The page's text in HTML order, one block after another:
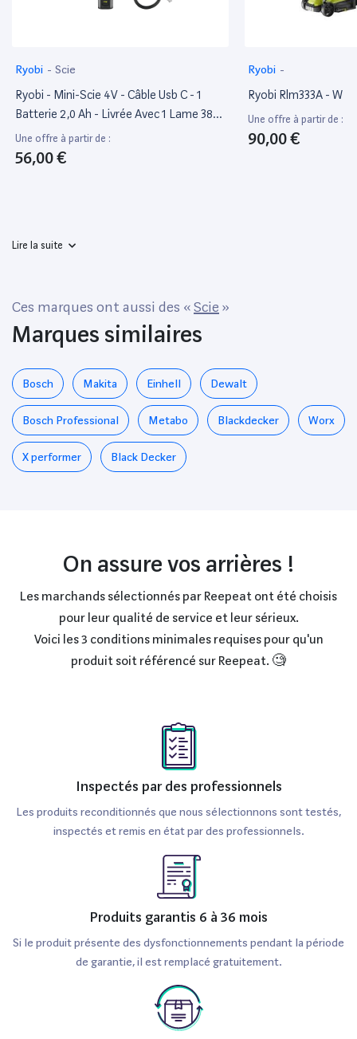
Ryobi - Scie
Ryobi - Mini-Scie 4V - Câble Usb C - 1
Batterie 2,0 Ah - Livrée Avec 1 Lame 38
Mm - Rct4-120G
Une offre à partir de :
56,00 €
Ryobi -
Ryobi Rlm333A - W
Une offre à partir de :
90,00 €
Lire la suite
Ces marques ont aussi des «Scie »
Marques similaires
Bosch Makita Einhell Dewalt
Bosch Professional Metabo Blackdecker Worx
X performer Black Decker
On assure vos arrières !
Les marchands sélectionnés par Reepeat ont été choisis
pour leur qualité de service et leur sérieux.
Voici les 3 conditions minimales requises pour qu'un
produit soit référencé sur Reepeat. 🧐
Inspectés par des professionnels
Les produits reconditionnés que nous sélectionnons sont testés,
inspectés et remis en état par des professionnels.
Produits garantis 6 à 36 mois
Si le produit présente des dysfonctionnements pendant la période
de garantie, il est remplacé gratuitement.